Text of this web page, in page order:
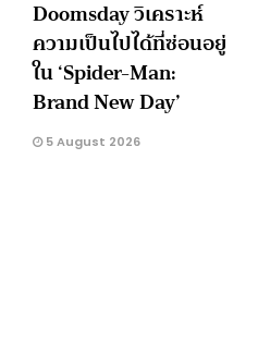
Doomsday วิเคราะห์
ความเป็นไปได้ที่ซ่อนอยู่
ใน ‘Spider-Man:
Brand New Day’
5 August 2026